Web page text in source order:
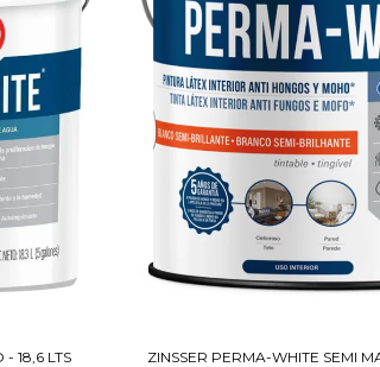
18,6 LTS ZINSSER PERMA-WHITE SEMI